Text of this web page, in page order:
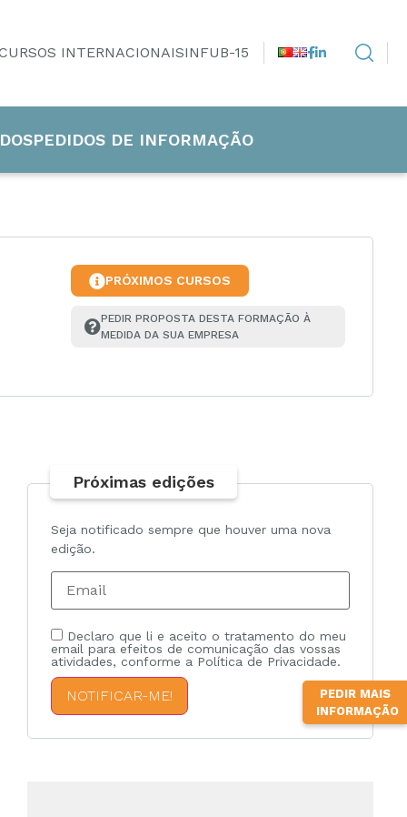
INTERNACIONAISINFUB-15
PEDIDOS DE INFORMAÇÃO
PEDIR MAIS
INFORMAÇÃO
PRÓXIMOS CURSOS
PEDIR PROPOSTA DESTA FORMAÇÃO À
MEDIDA DA SUA EMPRESA
Próximas edições
Seja notificado sempre que houver uma nova
edição.
Declaro que li e aceito o tratamento do meu
email para efeitos de comunicação das vossas
atividades, conforme a Política de Privacidade.
NOTIFICAR-ME!